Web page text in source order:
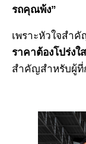
รถคุณพ้ง”
เพราะหัวใจสำคั
ราคาต้องโปร่งใส
สำคัญสำหรับผู้ที่